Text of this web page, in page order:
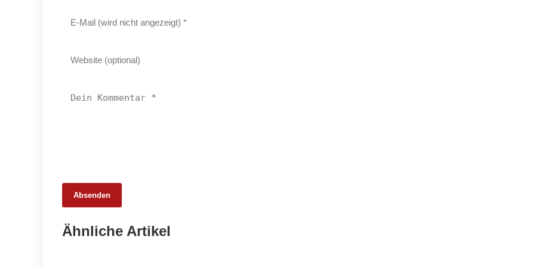
Absenden
Ähnliche Artikel
65 Millionen Euro Umsatz in der